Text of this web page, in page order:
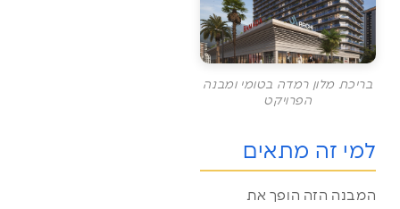
בריכת מלון רמדה בטומי ומבנה
הפרויקט
למי זה מתאים
המבנה הזה הופך את